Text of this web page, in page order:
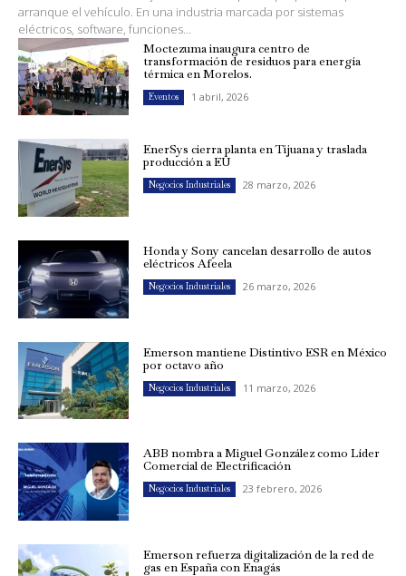
arranque el vehículo. En una industria marcada por sistemas
eléctricos, software, funciones...
Moctezuma inaugura centro de
transformación de residuos para energía
térmica en Morelos.
Eventos 1 abril, 2026
EnerSys cierra planta en Tijuana y traslada
producción a EU
Negocios Industriales 28 marzo, 2026
Honda y Sony cancelan desarrollo de autos
eléctricos Afeela
Negocios Industriales 26 marzo, 2026
Emerson mantiene Distintivo ESR en México
por octavo año
Negocios Industriales 11 marzo, 2026
ABB nombra a Miguel González como Líder
Comercial de Electrificación
Negocios Industriales 23 febrero, 2026
Emerson refuerza digitalización de la red de
gas en España con Enagás